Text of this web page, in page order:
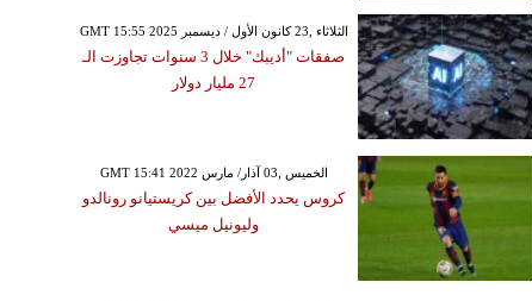
GMT 15:55 2025 الثلاثاء ,23 كانون الأول / ديسمبر
صفقات "أديبك" خلال 3 سنوات تجاوزت الـ
27 مليار دولار
GMT 15:41 2022 الخميس ,03 آذار/ مارس
كروس يحدد الأفضل بين كريستيانو رونالدو
وليونيل ميسي